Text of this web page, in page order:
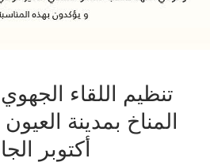
تنظيم اللقاء
أكتوبر